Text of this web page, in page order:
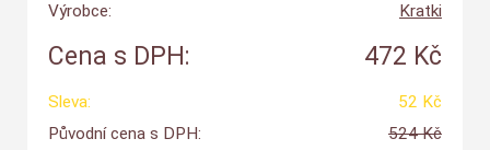
Výrobce:
Kratki
Cena s DPH: 472 Kč
Sleva:
52 Kč
Původní cena s DPH:
524 Kč